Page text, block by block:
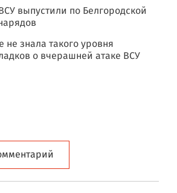
выпустили по Белгородской
не знала такого уровня
о вчерашней атаке ВСУ